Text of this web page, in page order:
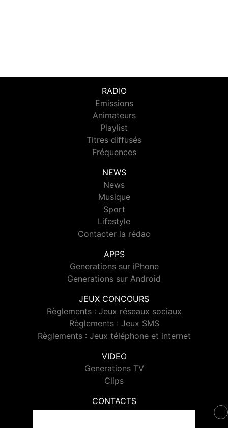
RADIO
Emissions
Animateurs
Playlist
Titres diffusés
Fréquences
NEWS
News
Musique
Sport
Lifestyle
Contacter la rédac
APPS
Generations sur iPhone
Generations sur Android
JEUX CONCOURS
Règlements : Jeux réseaux sociaux
Règlements : Jeux SMS
Règlements : Jeux téléphone et internet
VIDEO
Generations TV
Clips
CONTACTS
Contacter Generations